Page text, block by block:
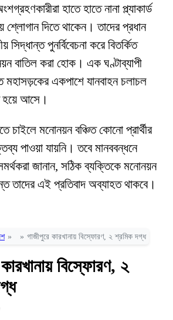
হাতে হাতে নানা প্ল্যাকার্ড
শ্লোগান দিতে থাকেন। তাদের প্রধান
সিদ্ধান্ত পুনর্বিবেচনা করে বিতর্কিত
বাতিল করা হোক। এক ঘণ্টাব্যাপী
মহাসড়কের একপাশে যানবাহন চলাচল
হয়ে আসে।
চাইলে মনোনয়ন বঞ্চিত কোনো প্রার্থীর
পাওয়া যায়নি। তবে মানববন্ধনে
জানান, সঠিক ব্যক্তিকে মনোনয়ন
তাদের এই প্রতিবাদ অব্যাহত থাকবে।
» » গাজীপুরে কারখানায় বিস্ফোরণ, ২ শ্রমিক দগ্ধ
বিস্ফোরণ, ২